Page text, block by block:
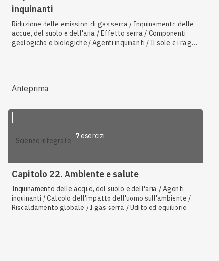
inquinanti
Riduzione delle emissioni di gas serra / Inquinamento delle
acque, del suolo e dell'aria / Effetto serra / Componenti
geologiche e biologiche / Agenti inquinanti / Il sole e i raggi
Anteprima
scienze integrate
7esercizi
Capitolo 22. Ambiente e salute
Inquinamento delle acque, del suolo e dell'aria / Agenti
inquinanti / Calcolo dell'impatto dell'uomo sull'ambiente /
Riscaldamento globale / I gas serra / Udito ed equilibrio